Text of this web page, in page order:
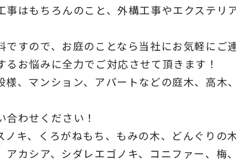
事はもちろんのこと、外構工事やエクステリ
ですので、お庭のことなら当社にお気軽にご
るお悩みに全力でご対応させて頂きます！
様、マンション、アパートなどの庭木、高木
合わせください！
ノキ、くろがねもち、もみの木、どんぐりの
アカシア、シダレエゴノキ、コニファー、梅